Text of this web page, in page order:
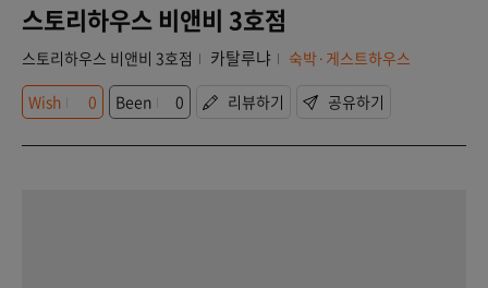
스토리하우스 비앤비 3호점
스토리하우스 비앤비 3호점 카탈루냐
숙박·게스트하우스
Wish
0 Been 0 리뷰하기 공유하기